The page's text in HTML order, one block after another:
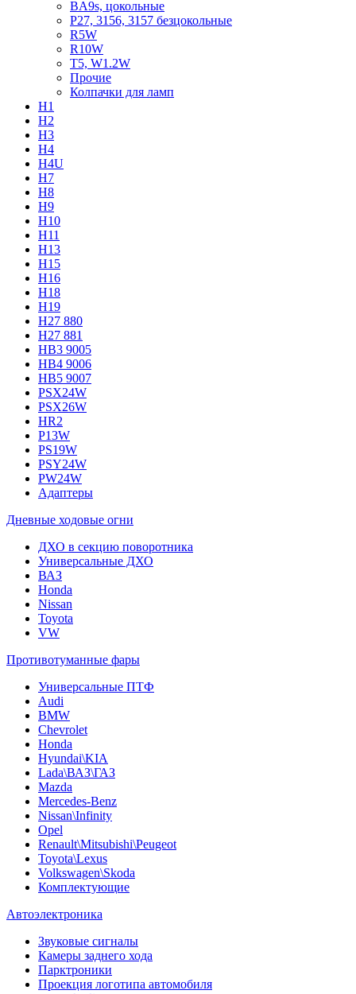
BA9s, цокольные
P27, 3156, 3157 безцокольные
R5W
R10W
T5, W1.2W
Прочие
Колпачки для ламп
H1
H2
H3
H4
H4U
H7
H8
H9
H10
H11
H13
H15
H16
H18
H19
H27 880
H27 881
HB3 9005
HB4 9006
HB5 9007
PSX24W
PSX26W
HR2
P13W
PS19W
PSY24W
PW24W
Адаптеры
Дневные ходовые огни
ДХО в секцию поворотника
Универсальные ДХО
ВАЗ
Honda
Nissan
Toyota
VW
Противотуманные фары
Универсальные ПТФ
Audi
BMW
Chevrolet
Honda
Hyundai\KIA
Lada\ВАЗ\ГАЗ
Mazda
Mercedes-Benz
Nissan\Infinity
Opel
Renault\Mitsubishi\Peugeot
Toyota\Lexus
Volkswagen\Skoda
Комплектующие
Автоэлектроника
Звуковые сигналы
Камеры заднего хода
Парктроники
Проекция логотипа автомобиля